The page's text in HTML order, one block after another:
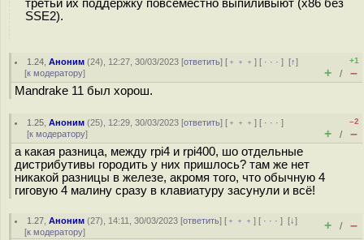
третьи их поддержку повсеместно выпиливыют (x86 без
SSE2).
1.24 ,Аноним (24), 12:27, 30/03/2023 [ответить] [ ﹢﹢﹢] [ · · ·][↑]
[к модератору]
+1
+ / –
Mandrake 11 был хорош.
1.25 ,Аноним (25), 12:29, 30/03/2023 [ответить] [ ﹢﹢﹢] [ · · ·]
[к модератору]
–2
+ / –
а какая разница, между rpi4 и rpi400, шо отдельные
дистрибутивы городить у них пришлось? там же нет
никакой разницы в железе, акромя того, что обычную 4
гиговую 4 малину сразу в клавиатуру засунули и всё!
1.27 ,Аноним (27), 14:11, 30/03/2023 [ответить] [ ﹢﹢﹢] [ · · ·][↓]
[к модератору] + / –